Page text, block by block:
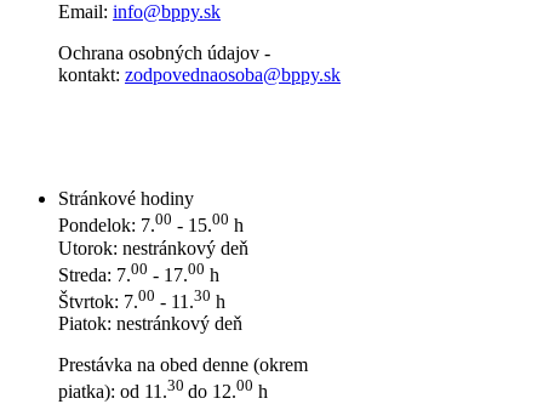
Email: info@bppy.sk
Ochrana osobných údajov -
kontakt: zodpovednaosoba@bppy.sk
Stránkové hodiny
Pondelok: 7.00 - 15.00 h
Utorok: nestránkový deň
Streda: 7.00 - 17.00 h
Štvrtok: 7.00 - 11.30 h
Piatok: nestránkový deň
Prestávka na obed denne (okrem
piatka): od 11.30 do 12.00 h